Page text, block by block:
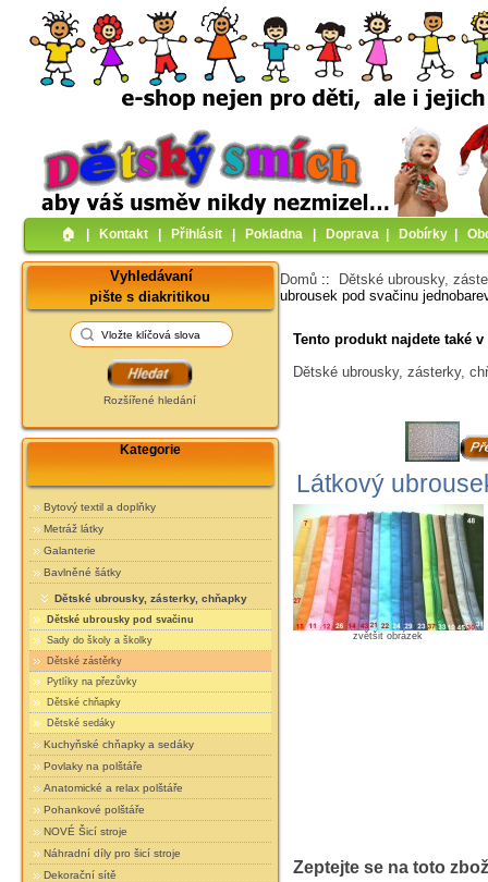
🏠︎ Kontakt Přihlásit Pokladna Doprava Dobírky
Vyhledávaní
pište s diakritikou
Rozšířené hledání
Kategorie
Bytový textil a doplňky
Metráž látky
Galanterie
Bavlněné šátky
Dětské ubrousky, zásterky, chňapky
Dětské ubrousky pod svačinu
Sady do školy a školky
Dětské zástěrky
Pytlíky na přezůvky
Dětské chňapky
Dětské sedáky
Kuchyňské chňapky a sedáky
Povlaky na polštáře
Anatomické a relax polštáře
Pohankové polštáře
NOVÉ Šicí stroje
Náhradní díly pro šicí stroje
Dekorační sítě
Domů ::
Dětské ubrousky,
ubrousek pod svačinu
Tento produkt najdete také
Dětské ubrousky, zásterky,
Látkový
zvětšit obrázek
Zeptejte se na toto